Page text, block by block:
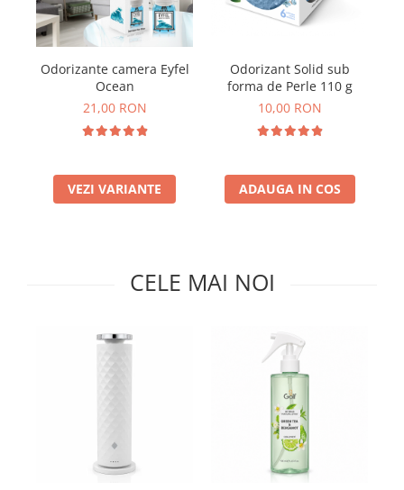
Insecticide
Dezinfectante
Absorbanti de Umiditate & Rezerve
Solutii curatare mobila
Ceaiuri
Cosmetice
Vopsea Par
Ingrijire Par
Ingrijire corp
Ingrijire Urechi
Produse incontinenta
Odorizante camera Eyfel
Ocean
21,00 RON
VEZI VARIANTE
Odorizant Solid sub
forma de Perle 110 g
10,00 RON
ADAUGA IN COS
CELE MAI NOI